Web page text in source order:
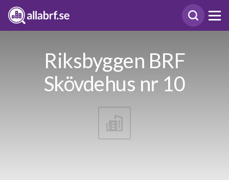
Riksbyggen BRF
Skövdehus nr 10